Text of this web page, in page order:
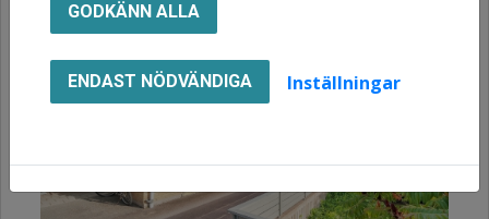
GODKÄNN ALLA
ENDAST NÖDVÄNDIGA Inställningar